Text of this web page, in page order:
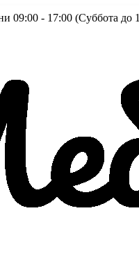
09:00 - 17:00